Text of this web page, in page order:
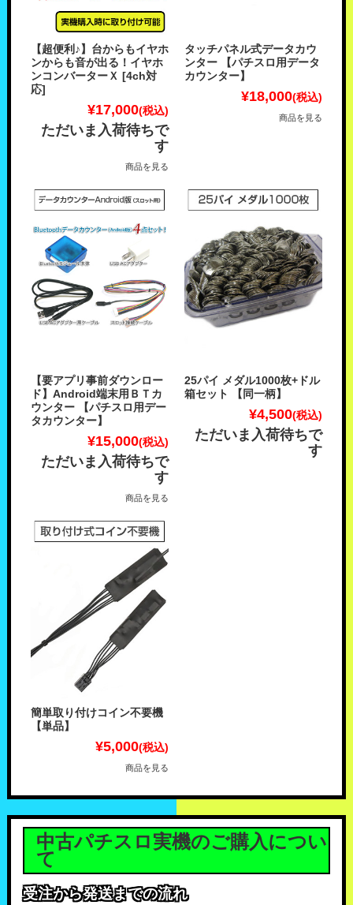
【超便利♪】台からもイヤホ
ンからも音が出る！イヤホ
ンコンバーターＸ [4ch対
応]
¥17,000(税込)
ただいま入荷待ちで
す
商品を見る
タッチパネル式データカウ
ンター 【パチスロ用データ
カウンター】
¥18,000(税込)
商品を見る
【要アプリ事前ダウンロー
ド】Android端末用ＢＴカ
ウンター 【パチスロ用デー
タカウンター】
¥15,000(税込)
ただいま入荷待ちで
す
商品を見る
25パイ メダル1000枚+ドル
箱セット 【同一柄】
¥4,500(税込)
ただいま入荷待ちで
す
簡単取り付けコイン不要機
【単品】
¥5,000(税込)
商品を見る
中古パチスロ実機のご購入につい
て
受注から発送までの流れ